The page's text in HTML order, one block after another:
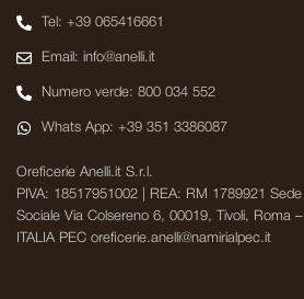
Tel: +39 065416661
Email: info@anelli.it
Numero verde: 800 034 552
Whats App: +39 351 3386087
Oreficerie Anelli.it S.r.l.
PIVA: 18517951002 | REA: RM 1789921 Sede
Sociale Via Colsereno 6, 00019, Tivoli, Roma –
ITALIA PEC oreficerie.anelli@namirialpec.it